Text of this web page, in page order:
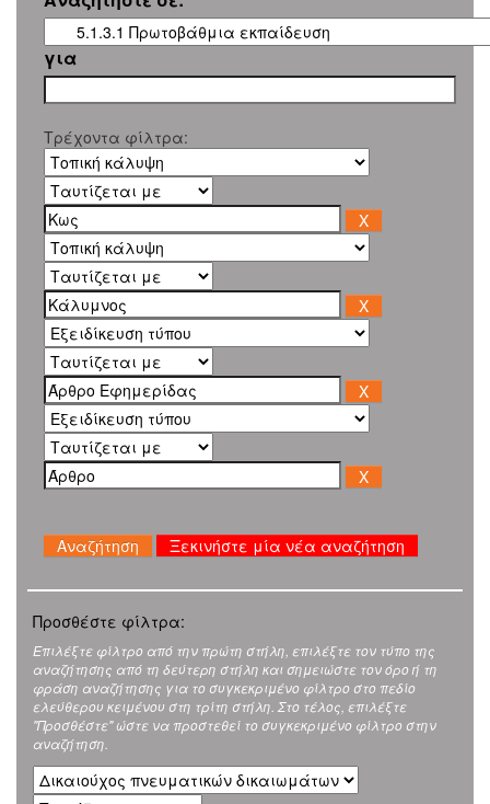
για
Τρέχοντα φίλτρα:
Ξεκινήστε μία νέα αναζήτηση
Προσθέστε φίλτρα:
Επιλέξτε φίλτρο από την πρώτη στήλη, επιλέξτε τον τύπο της
αναζήτησης από τη δεύτερη στήλη και σημειώστε τον όρο ή τη
φράση αναζήτησης για το συγκεκριμένο φίλτρο στο πεδίο
ελεύθερου κειμένου στη τρίτη στήλη. Στο τέλος, επιλέξτε
"Προσθέστε" ώστε να προστεθεί το συγκεκριμένο φίλτρο στην
αναζήτηση.